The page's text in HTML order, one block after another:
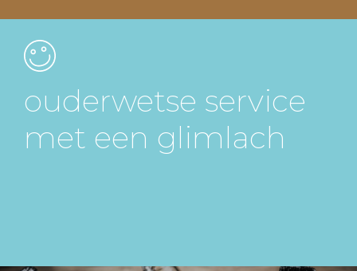
ouderwetse service
met een glimlach